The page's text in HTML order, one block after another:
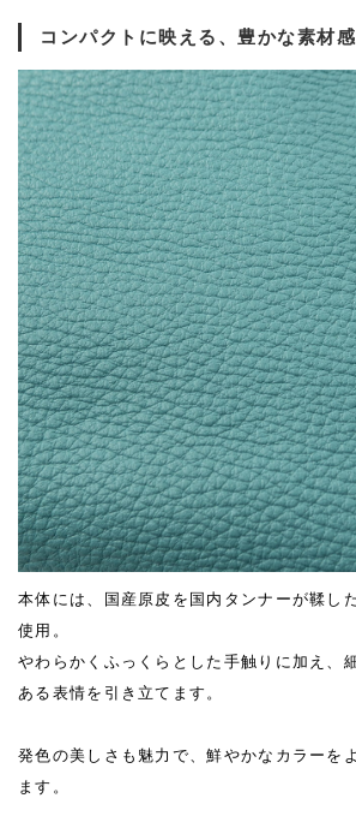
コンパクトに映える、豊かな素材感
本体には、国産原皮を国内タンナーが鞣し
使用。
やわらかくふっくらとした手触りに加え、
ある表情を引き立てます。
発色の美しさも魅力で、鮮やかなカラーを
ます。